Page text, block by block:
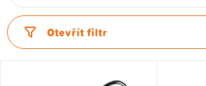
z
e Otevřít filtr